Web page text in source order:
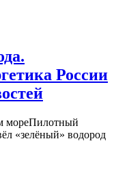
России
мореПилотный
«зелёный» водород